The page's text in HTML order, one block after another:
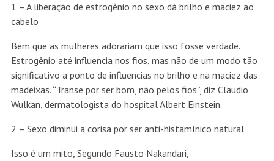
1 – A liberação de estrogênio no sexo dá brilho e maciez ao
cabelo
Bem que as mulheres adorariam que isso fosse verdade.
Estrogênio até influencia nos fios, mas não de um modo tão
significativo a ponto de influencias no brilho e na maciez das
madeixas. “Transe por ser bom, não pelos fios”, diz Claudio
Wulkan, dermatologista do hospital Albert Einstein.
2 – Sexo diminui a corisa por ser anti-histamínico natural
Isso é um mito, Segundo Fausto Nakandari,